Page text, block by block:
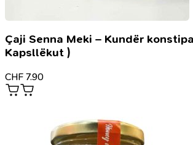
Çaji Senna Meki – Kundër
Kapsllëkut )
CHF 7.90